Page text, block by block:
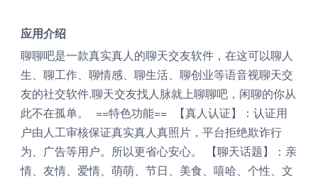
应用介绍
聊聊吧是一款真实真人的聊天交友软件，在这可以聊人
生、聊工作、聊情感、聊生活、聊创业等语音视聊天交
友的社交软件.聊天交友找人脉就上聊聊吧，闲聊的你从
此不在孤单。 ==特色功能== 【真人认证】：认证用
户由人工审核保证真实真人真照片，平台拒绝欺诈行
为、广告等用户。所以更省心安心。 【聊天话题】：亲
情、友情、爱情、萌萌、节日、美食、嘻哈、个性、文